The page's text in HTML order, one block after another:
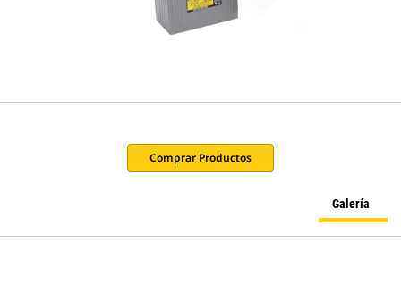
Comprar Productos
Galería